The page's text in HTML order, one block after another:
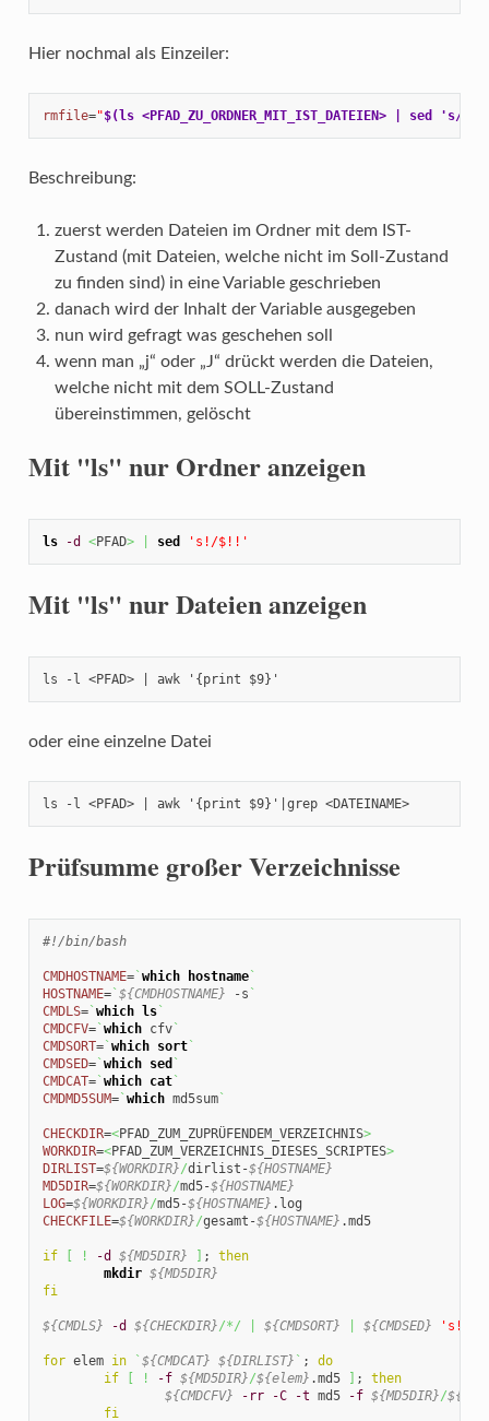
Hier nochmal als Einzeiler:
rmfile="$(ls <PFAD_ZU_ORDNER_MIT_IST_DATEIEN> | sed 's/
Beschreibung:
zuerst werden Dateien im Ordner mit dem IST-
Zustand (mit Dateien, welche nicht im Soll-Zustand
zu finden sind) in eine Variable geschrieben
danach wird der Inhalt der Variable ausgegeben
nun wird gefragt was geschehen soll
wenn man „j“ oder „J“ drückt werden die Dateien,
welche nicht mit dem SOLL-Zustand
übereinstimmen, gelöscht
Mit "ls" nur Ordner anzeigen
ls -d <PFAD> sed 's!/$!!'
Mit "ls" nur Dateien anzeigen
ls -l <PFAD> | awk '{print $9}'
oder eine einzelne Datei
ls -l <PFAD> | awk '{print $9}'|grep <DATEINAME>
Prüfsumme großer Verzeichnisse
#!/bin/bash
CMDHOSTNAME=` which hostname`
HOSTNAME=` ${CMDHOSTNAME} -s `
CMDLS=` which ls`
CMDCFV=` which cfv`
CMDSORT=` which sort`
CMDSED=` which sed `
CMDCAT=` which cat`
CMDMD5SUM=` which md5sum`
CHECKDIR=<PFAD_ZUM_ZUPRÜFENDEM_VERZEICHNIS>
WORKDIR=<PFAD_ZUM_VERZEICHNIS_DIESES_SCRIPTES>
DIRLIST=${WORKDIR}/dirlist-${HOSTNAME}
MD5DIR=${WORKDIR}/md5-${HOSTNAME}
LOG=${WORKDIR}/md5-${HOSTNAME}
CHECKFILE=${WORKDIR}/gesamt-${HOSTNAME} .md5
if ! -d ${MD5DIR} ; then
mkdir ${MD5DIR}
fi
${CMDLS} -d ${CHECKDIR}/*/ ${CMDSORT} ${CMDSED} 's!/
for elem in ` ${CMDCAT} ${DIRLIST} ` ; do
if
! -f ${MD5DIR}/${elem} .md5 ; then
${CMDCFV}
-rr -C -t md5 -f ${MD5DIR}/
fi